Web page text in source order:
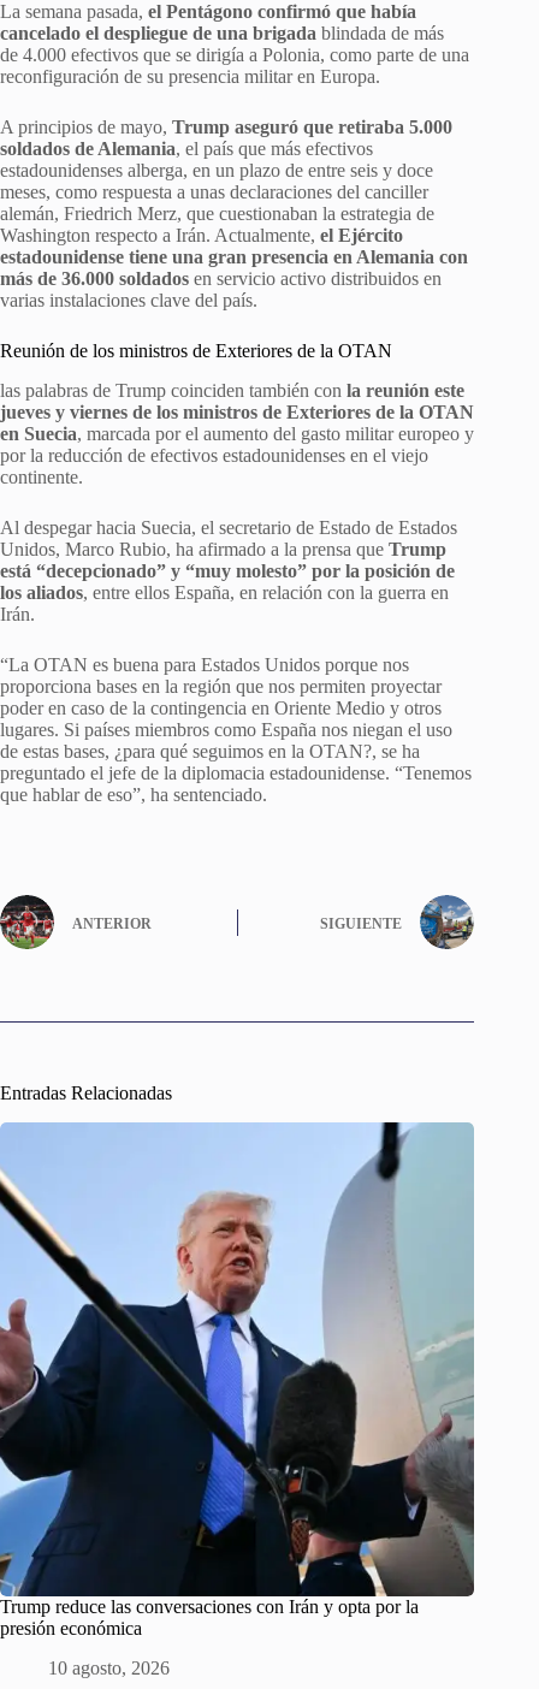
La semana pasada, el Pentágono confirmó que había
cancelado el despliegue de una brigada blindada de más
de 4.000 efectivos que se dirigía a Polonia, como parte de una
reconfiguración de su presencia militar en Europa.
A principios de mayo, Trump aseguró que retiraba 5.000
soldados de Alemania, el país que más efectivos
estadounidenses alberga, en un plazo de entre seis y doce
meses, como respuesta a unas declaraciones del canciller
alemán, Friedrich Merz, que cuestionaban la estrategia de
Washington respecto a Irán. Actualmente, el Ejército
estadounidense tiene una gran presencia en Alemania con
más de 36.000 soldados en servicio activo distribuidos en
varias instalaciones clave del país.
Reunión de los ministros de Exteriores de la OTAN
las palabras de Trump coinciden también con la reunión este
jueves y viernes de los ministros de Exteriores de la OTAN
en Suecia, marcada por el aumento del gasto militar europeo y
por la reducción de efectivos estadounidenses en el viejo
continente.
Al despegar hacia Suecia, el secretario de Estado de Estados
Unidos, Marco Rubio, ha afirmado a la prensa que Trump
está “decepcionado” y “muy molesto” por la posición de
los aliados, entre ellos España, en relación con la guerra en
Irán.
“La OTAN es buena para Estados Unidos porque nos
proporciona bases en la región que nos permiten proyectar
poder en caso de la contingencia en Oriente Medio y otros
lugares. Si países miembros como España nos niegan el uso
de estas bases, ¿para qué seguimos en la OTAN?, se ha
preguntado el jefe de la diplomacia estadounidense. “Tenemos
que hablar de eso”, ha sentenciado.
ANTERIOR SIGUIENTE
Entradas Relacionadas
Trump reduce las conversaciones con Irán y opta por la
presión económica
10 agosto, 2026